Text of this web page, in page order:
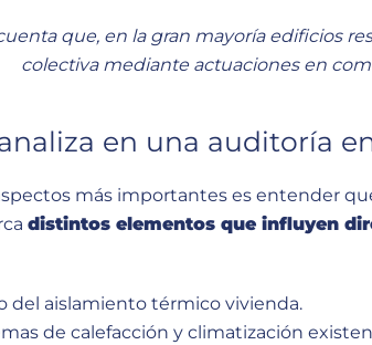
que, en la gran mayoría edificios
colectiva mediante actuaciones en
en una auditoría
más importantes es entender
distintos elementos que influyen
del aislamiento térmico vivienda.
de calefacción y climatización